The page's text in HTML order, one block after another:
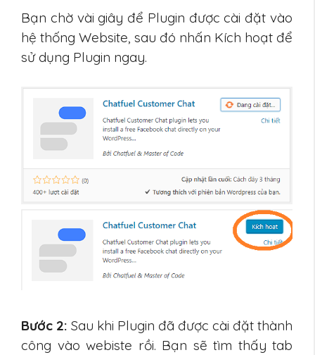
Bạn chờ vài giây để Plugin được cài đặt vào
hệ thống Website, sau đó nhấn Kích hoạt để
sử dụng Plugin ngay.
Bước 2: Sau khi Plugin đã được cài đặt thành
công vào webiste rồi. Bạn sẽ tìm thấy tab